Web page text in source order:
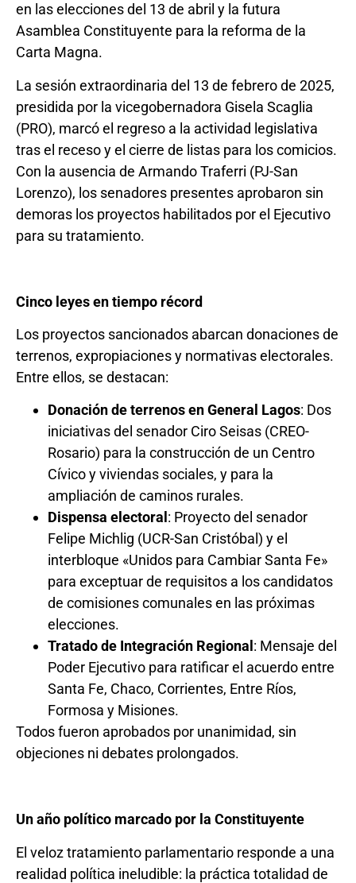
en las elecciones del 13 de abril y la futura
Asamblea Constituyente para la reforma de la
Carta Magna.
La sesión extraordinaria del 13 de febrero de 2025,
presidida por la vicegobernadora Gisela Scaglia
(PRO), marcó el regreso a la actividad legislativa
tras el receso y el cierre de listas para los comicios.
Con la ausencia de Armando Traferri (PJ-San
Lorenzo), los senadores presentes aprobaron sin
demoras los proyectos habilitados por el Ejecutivo
para su tratamiento.
Cinco leyes en tiempo récord
Los proyectos sancionados abarcan donaciones de
terrenos, expropiaciones y normativas electorales.
Entre ellos, se destacan:
Donación de terrenos en General Lagos: Dos
iniciativas del senador Ciro Seisas (CREO-
Rosario) para la construcción de un Centro
Cívico y viviendas sociales, y para la
ampliación de caminos rurales.
Dispensa electoral : Proyecto del senador
Felipe Michlig (UCR-San Cristóbal) y el
interbloque «Unidos para Cambiar Santa Fe»
para exceptuar de requisitos a los candidatos
de comisiones comunales en las próximas
elecciones.
Tratado de Integración Regional : Mensaje del
Poder Ejecutivo para ratificar el acuerdo entre
Santa Fe, Chaco, Corrientes, Entre Ríos,
Formosa y Misiones.
Todos fueron aprobados por unanimidad, sin
objeciones ni debates prolongados.
Un año político marcado por la Constituyente
El veloz tratamiento parlamentario responde a una
realidad política ineludible: la práctica totalidad de